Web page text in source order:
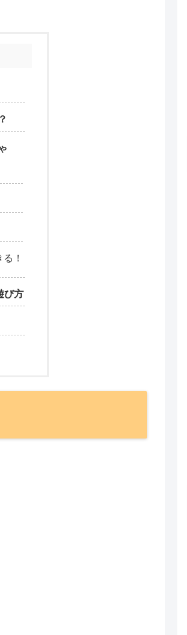
！
び方